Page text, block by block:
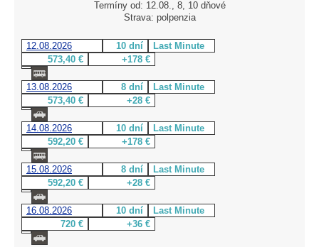
Termíny od: 12.08., 8, 10 dňové
Strava: polpenzia
12.08.2026 10 dní
Last Minute
573,40 €
+178 €
13.08.2026 8 dní
Last Minute
573,40 €
+28 €
14.08.2026 10 dní
Last Minute
592,20 €
+178 €
15.08.2026 8 dní
Last Minute
592,20 €
+28 €
16.08.2026 10 dní
Last Minute
720 €
+36 €